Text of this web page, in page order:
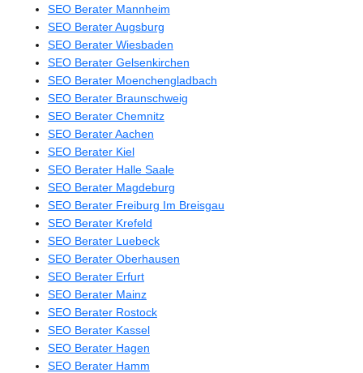
SEO Berater Mannheim
SEO Berater Augsburg
SEO Berater Wiesbaden
SEO Berater Gelsenkirchen
SEO Berater Moenchengladbach
SEO Berater Braunschweig
SEO Berater Chemnitz
SEO Berater Aachen
SEO Berater Kiel
SEO Berater Halle Saale
SEO Berater Magdeburg
SEO Berater Freiburg Im Breisgau
SEO Berater Krefeld
SEO Berater Luebeck
SEO Berater Oberhausen
SEO Berater Erfurt
SEO Berater Mainz
SEO Berater Rostock
SEO Berater Kassel
SEO Berater Hagen
SEO Berater Hamm